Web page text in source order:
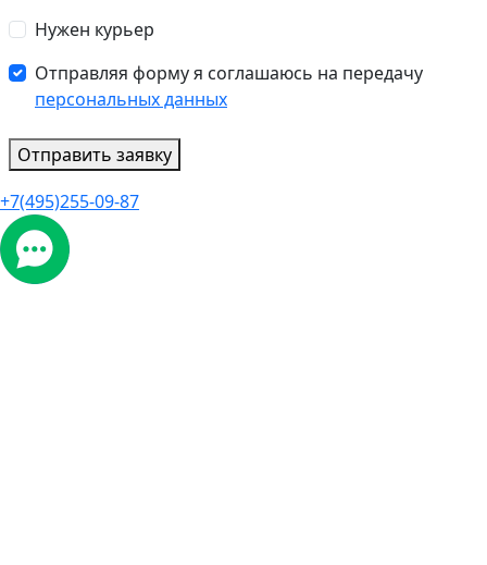
Нужен курьер
Отправляя форму я соглашаюсь на передачу
персональных данных
Отправить заявку
+7(495)255-09-87